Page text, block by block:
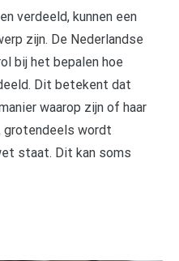
verdeeld, kunnen een
zijn. De Nederlandse
bij het bepalen hoe
Dit betekent dat
waarop zijn of haar
grotendeels wordt
staat. Dit kan soms